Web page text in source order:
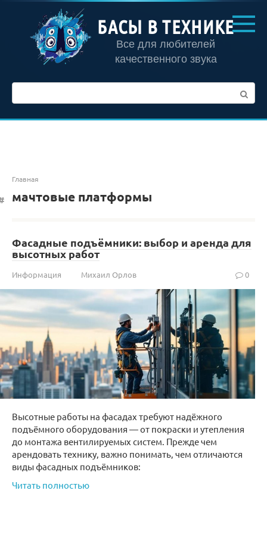
контенту
БАСЫ В ТЕХНИКЕ
Все для любителей
качественного звука
Главная
мачтовые платформы
Фасадные подъёмники: выбор и аренда для
высотных работ
Информация Михаил Орлов 0
Высотные работы на фасадах требуют надёжного
подъёмного оборудования — от покраски и утепления
до монтажа вентилируемых систем. Прежде чем
арендовать технику, важно понимать, чем отличаются
виды фасадных подъёмников:
Читать полностью